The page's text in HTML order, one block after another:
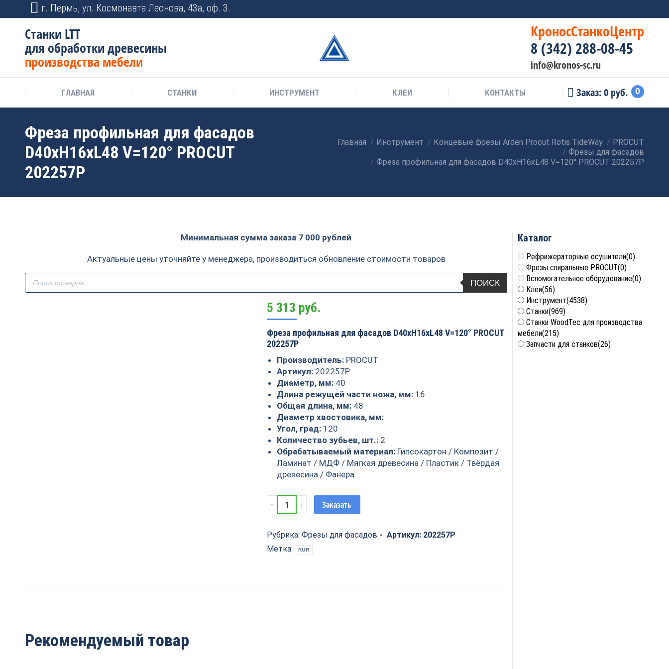
г. Пермь, ул. Космонавта Леонова, 43а, оф. 3.
Станки LTT
для обработки древесины
производства мебели
КроносСтанкоЦентр
8 (342) 288-08-45
info@kronos-sc.ru
ГЛАВНАЯ СТАНКИ ИНСТРУМЕНТ КЛЕИ КОНТАКТЫ Заказ:0 руб. 0
Фреза профильная для фасадов
D40xH16xL48 V=120° PROCUT
202257P
Главная Инструмент Концевые фрезы Arden Procut Rotis TideWay
PROCUT
Фрезы для фасадов
Фреза профильная для фасадов D40xH16xL48 V=120° PROCUT 202257P
Минимальная сумма заказа 7 000 рублей
Актуальные цены уточняйте у менеджера, производиться обновление стоимости товаров
Поиск
товаров
ПОИСК
5 313 руб.
Фреза профильная для фасадов D40xH16xL48 V=120° PROCUT
202257P
Производитель: PROCUT
Артикул: 202257P
Диаметр, мм: 40
Длина режущей части ножа, мм: 16
Общая длина, мм: 48
Диаметр хвостовика, мм:
Угол, град: 120
Количество зубьев, шт.: 2
Обрабатываемый материал: Гипсокартон / Композит /
Ламинат / МДФ / Мягкая древесина / Пластик / Твёрдая
древесина / Фанера
Фреза
профильная
фасадов
D40xH16xL48
Заказать
Рубрика:Фрезы для фасадов Артикул: 202257P
Метка:
RUR
Рекомендуемый товар
Каталог
Рефрижераторные осушители(0)
Фрезы спиральные PROCUT(0)
Вспомогательное оборудование(0)
Клеи(56)
Инструмент(4538)
Станки(969)
Станки WoodTec для производства
мебели(215)
Запчасти для станков(26)